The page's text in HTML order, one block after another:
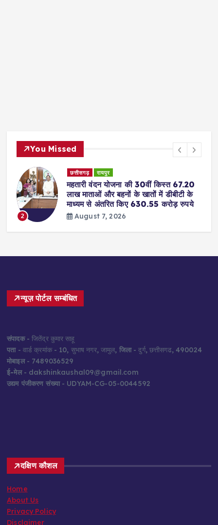
You Missed
2
छत्तीसगढ़ रायपुर
महतारी वंदन योजना की 30वीं किस्त 67.20
लाख माताओं और बहनों के खातों में डीबीटी के
माध्यम से अंतरित किए 630.55 करोड़ रुपये
August 7, 2026
न्यूज़ पोर्टल सम्बंधित
संपादक- जितेंद्र कुमार साहू
पता- वार्ड क्रमांक - 10, सुभाष नगर, जामुल, जिला- दुर्ग, छत्तीसगढ, 490024
मोबाइल- 7489036529
ई-मेल- dakshinkaushal09@gmail.com
उद्यम पंजीकरण संख्या- UDYAM-CG-05-0044592
दक्षिण कौशल
Home
About Us
Privacy Policy
Disclaimer